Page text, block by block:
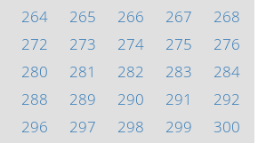
264 265 266 267
268
272 273 274 275
276
280 281 282 283
284
288 289 290 291
292
296 297 298 299
300